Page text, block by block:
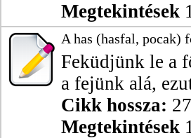
Megtekintések
A has (hasfal, pocak)
Feküdjünk le a
a fejünk alá,
Cikk hossza:
Megtekintések